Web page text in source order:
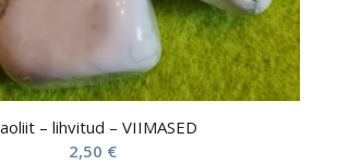
– lihvitud – VIIMASED
2,50 €